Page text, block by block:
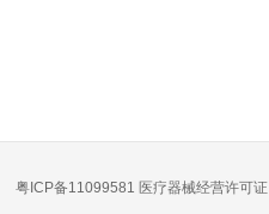
粤ICP备11099581 医疗器械经营许可证